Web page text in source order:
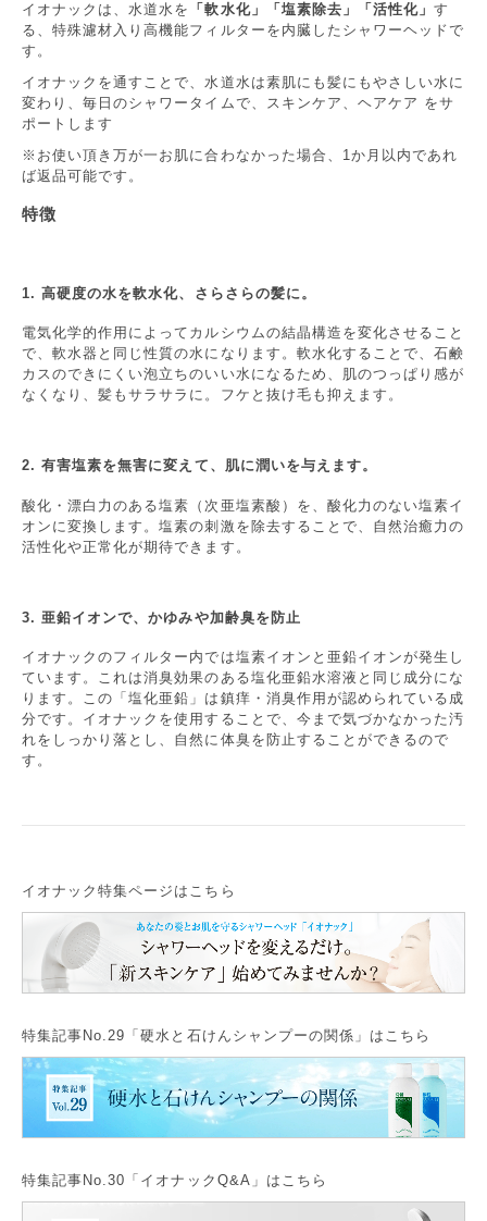
イオナックは、水道水を 「軟水化」「塩素除去」「活性化」す
る、特殊濾材入り高機能フィルターを内臓したシャワーヘッドで
す。
イオナックを通すことで、水道水は素肌にも髪にもやさしい水に
変わり、毎日のシャワータイムで、スキンケア、ヘアケア をサ
ポートします
※お使い頂き万が一お肌に合わなかった場合、1か月以内であれ
ば返品可能です。
特徴
1. 高硬度の水を軟水化、さらさらの髪に。
電気化学的作用によってカルシウムの結晶構造を変化させること
で、軟水器と同じ性質の水になります。軟水化することで、石鹸
カスのできにくい泡立ちのいい水になるため、肌のつっぱり感が
なくなり、髪もサラサラに。フケと抜け毛も抑えます。
2. 有害塩素を無害に変えて、肌に潤いを与えます。
酸化・漂白力のある塩素（次亜塩素酸）を、酸化力のない塩素イ
オンに変換します。塩素の刺激を除去することで、自然治癒力の
活性化や正常化が期待できます。
3. 亜鉛イオンで、かゆみや加齢臭を防止
イオナックのフィルター内では塩素イオンと亜鉛イオンが発生し
ています。これは消臭効果のある塩化亜鉛水溶液と同じ成分にな
ります。この「塩化亜鉛」は鎮痒・消臭作用が認められている成
分です。イオナックを使用することで、今まで気づかなかった汚
れをしっかり落とし、自然に体臭を防止することができるので
す。
イオナック特集ページはこちら
特集記事No.29「硬水と石けんシャンプーの関係」はこちら
特集記事No.30「イオナックQ&A」はこちら